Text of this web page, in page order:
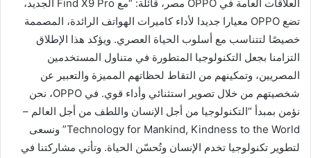
العلاقات العامة في OPPO مصر، قائلة: “مع Find X9 Pro الجديد،
تضع OPPO معيارا جديدا لأداء كاميرات الهواتف الرائدة، المصممة
خصيصًا لتتناسب مع أسلوب الحياة العصري. ويؤكد هذا الإطلاق
التزامنا بجعل التكنولوجيا المتطورة في متناول المستخدمين
المصريين، وتمكينهم من التقاط لحظاتهم المميزة والتعبير عن
شخصيتهم من خلال تصوير استثنائي وأداء قوي. في OPPO، نحن
نؤمن بمبدأ “التكنولوجيا من أجل الإنسان واللطف من أجل العالم –
Technology for Mankind, Kindness to the World” ونسعى
لتطوير تكنولوجيا تخدم الإنسان وتُحسّن الحياة. وتأتي مشاركتنا في